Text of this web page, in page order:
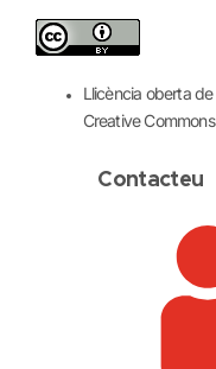
Llicència oberta de
Creative Commons
Contacteu